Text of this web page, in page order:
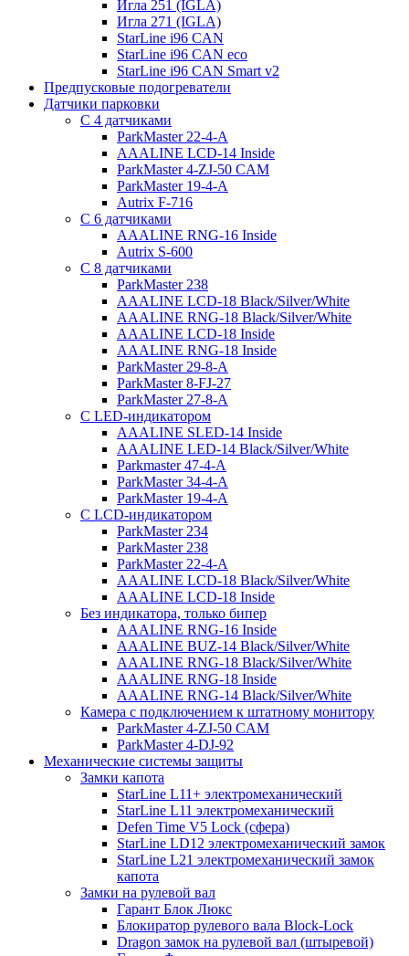
Игла 251 (IGLA)
Игла 271 (IGLA)
StarLine i96 CAN
StarLine i96 CAN eco
StarLine i96 CAN Smart v2
Предпусковые подогреватели
Датчики парковки
С 4 датчиками
ParkMaster 22-4-A
AAALINE LCD-14 Inside
ParkMaster 4-ZJ-50 CAM
ParkMaster 19-4-A
Autrix F-716
С 6 датчиками
AAALINE RNG-16 Inside
Autrix S-600
С 8 датчиками
ParkMaster 238
AAALINE LCD-18 Black/Silver/White
AAALINE RNG-18 Black/Silver/White
AAALINE LCD-18 Inside
AAALINE RNG-18 Inside
ParkMaster 29-8-A
ParkMaster 8-FJ-27
ParkMaster 27-8-A
С LED-индикатором
AAALINE SLED-14 Inside
AAALINE LED-14 Black/Silver/White
Parkmaster 47-4-A
ParkMaster 34-4-A
ParkMaster 19-4-A
С LCD-индикатором
ParkMaster 234
ParkMaster 238
ParkMaster 22-4-A
AAALINE LCD-18 Black/Silver/White
AAALINE LCD-18 Inside
Без индикатора, только бипер
AAALINE RNG-16 Inside
AAALINE BUZ-14 Black/Silver/White
AAALINE RNG-18 Black/Silver/White
AAALINE RNG-18 Inside
AAALINE RNG-14 Black/Silver/White
Камера с подключением к штатному монитору
ParkMaster 4-ZJ-50 CAM
ParkMaster 4-DJ-92
Механические системы защиты
Замки капота
StarLine L11+ электромеханический
StarLine L11 электромеханический
Defen Time V5 Lock (сфера)
StarLine LD12 электромеханический замок
StarLine L21 электромеханический замок
капота
Замки на рулевой вал
Гарант Блок Люкс
Блокиратор рулевого вала Block-Lock
Dragon замок на рулевой вал (штыревой)